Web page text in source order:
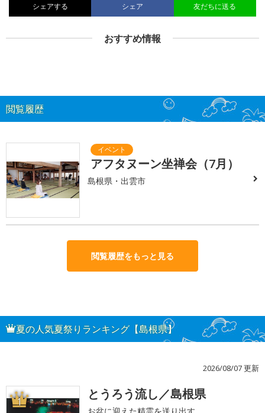
シェアする シェア 友だちに送る
おすすめ情報
閲覧履歴
アフタヌーン坐禅会（7月）
島根県・出雲市
閲覧履歴をもっと見る
夏の人気夏祭りランキング【島根県】
2026/08/07 更新
1 とうろう流し／島根県